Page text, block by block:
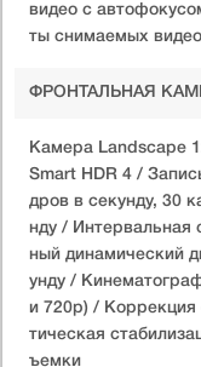
видео с
ты снимаемых
ФРОНТАЛЬНАЯ
Камера Landscape
Smart HDR 4 /
дров в секунду, 30
нду / Интервальная
ный динамический
унду /
и 720p) /
тическая
ъемки